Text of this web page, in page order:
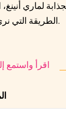
لماري أنينغ،
الطريقة التي نرى بها العالم القديم.
اقرأ واستمع